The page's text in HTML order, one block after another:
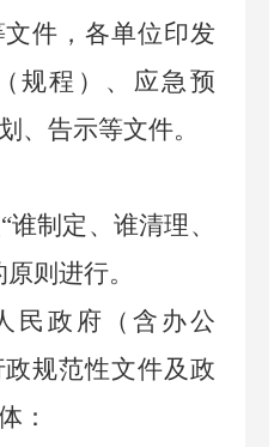
件，各单位印发
规程）、应急预
、告示等文件。
“谁制定、谁清理、
则进行。
民政府（含办公
规范性文件及政
：